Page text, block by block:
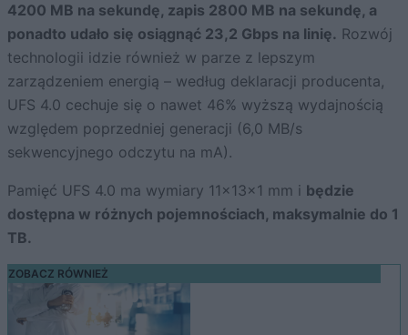
4200 MB na sekundę, zapis 2800 MB na sekundę, a
ponadto udało się osiągnąć 23,2 Gbps na linię. Rozwój
technologii idzie również w parze z lepszym
zarządzeniem energią – według deklaracji producenta,
UFS 4.0 cechuje się o nawet 46% wyższą wydajnością
względem poprzedniej generacji (6,0 MB/s
sekwencyjnego odczytu na mA).
Pamięć UFS 4.0 ma wymiary 11x13x1 mm i będzie
dostępna w różnych pojemnościach, maksymalnie do 1
TB.
ZOBACZ RÓWNIEŻ